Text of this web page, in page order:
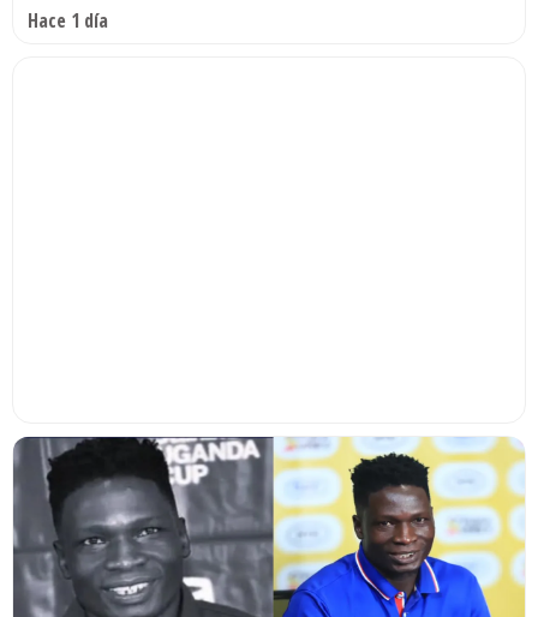
Hace 1 día